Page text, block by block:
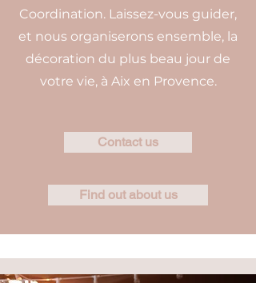
Coordination. Laissez-vous guider,
et nous organiserons ensemble, la
décoration du plus beau jour de
votre vie, à Aix en Provence.
Contact us
Find out about us